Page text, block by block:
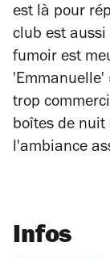
est là pour
club est aussi
fumoir est
'Emmanuelle'
trop
boîtes de
l'ambiance
Infos